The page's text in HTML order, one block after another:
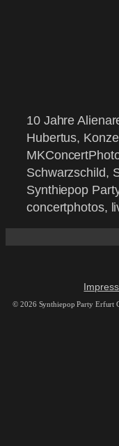
10 Jahre
Hubertus,
Schwarzschild,
Synthiepop
concertphotos,
©2026 Synthiepop Party Erfurt